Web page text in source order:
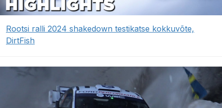
Rootsi ralli 2024 shakedown testikatse kokkuvõte,
DirtFish